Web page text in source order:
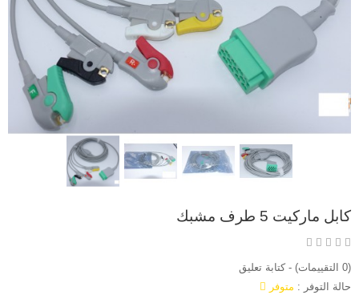
كابل ماركيت 5 طرف مشبك
(0 التقييمات) -كتابة تعليق
حالة التوفر : متوفر